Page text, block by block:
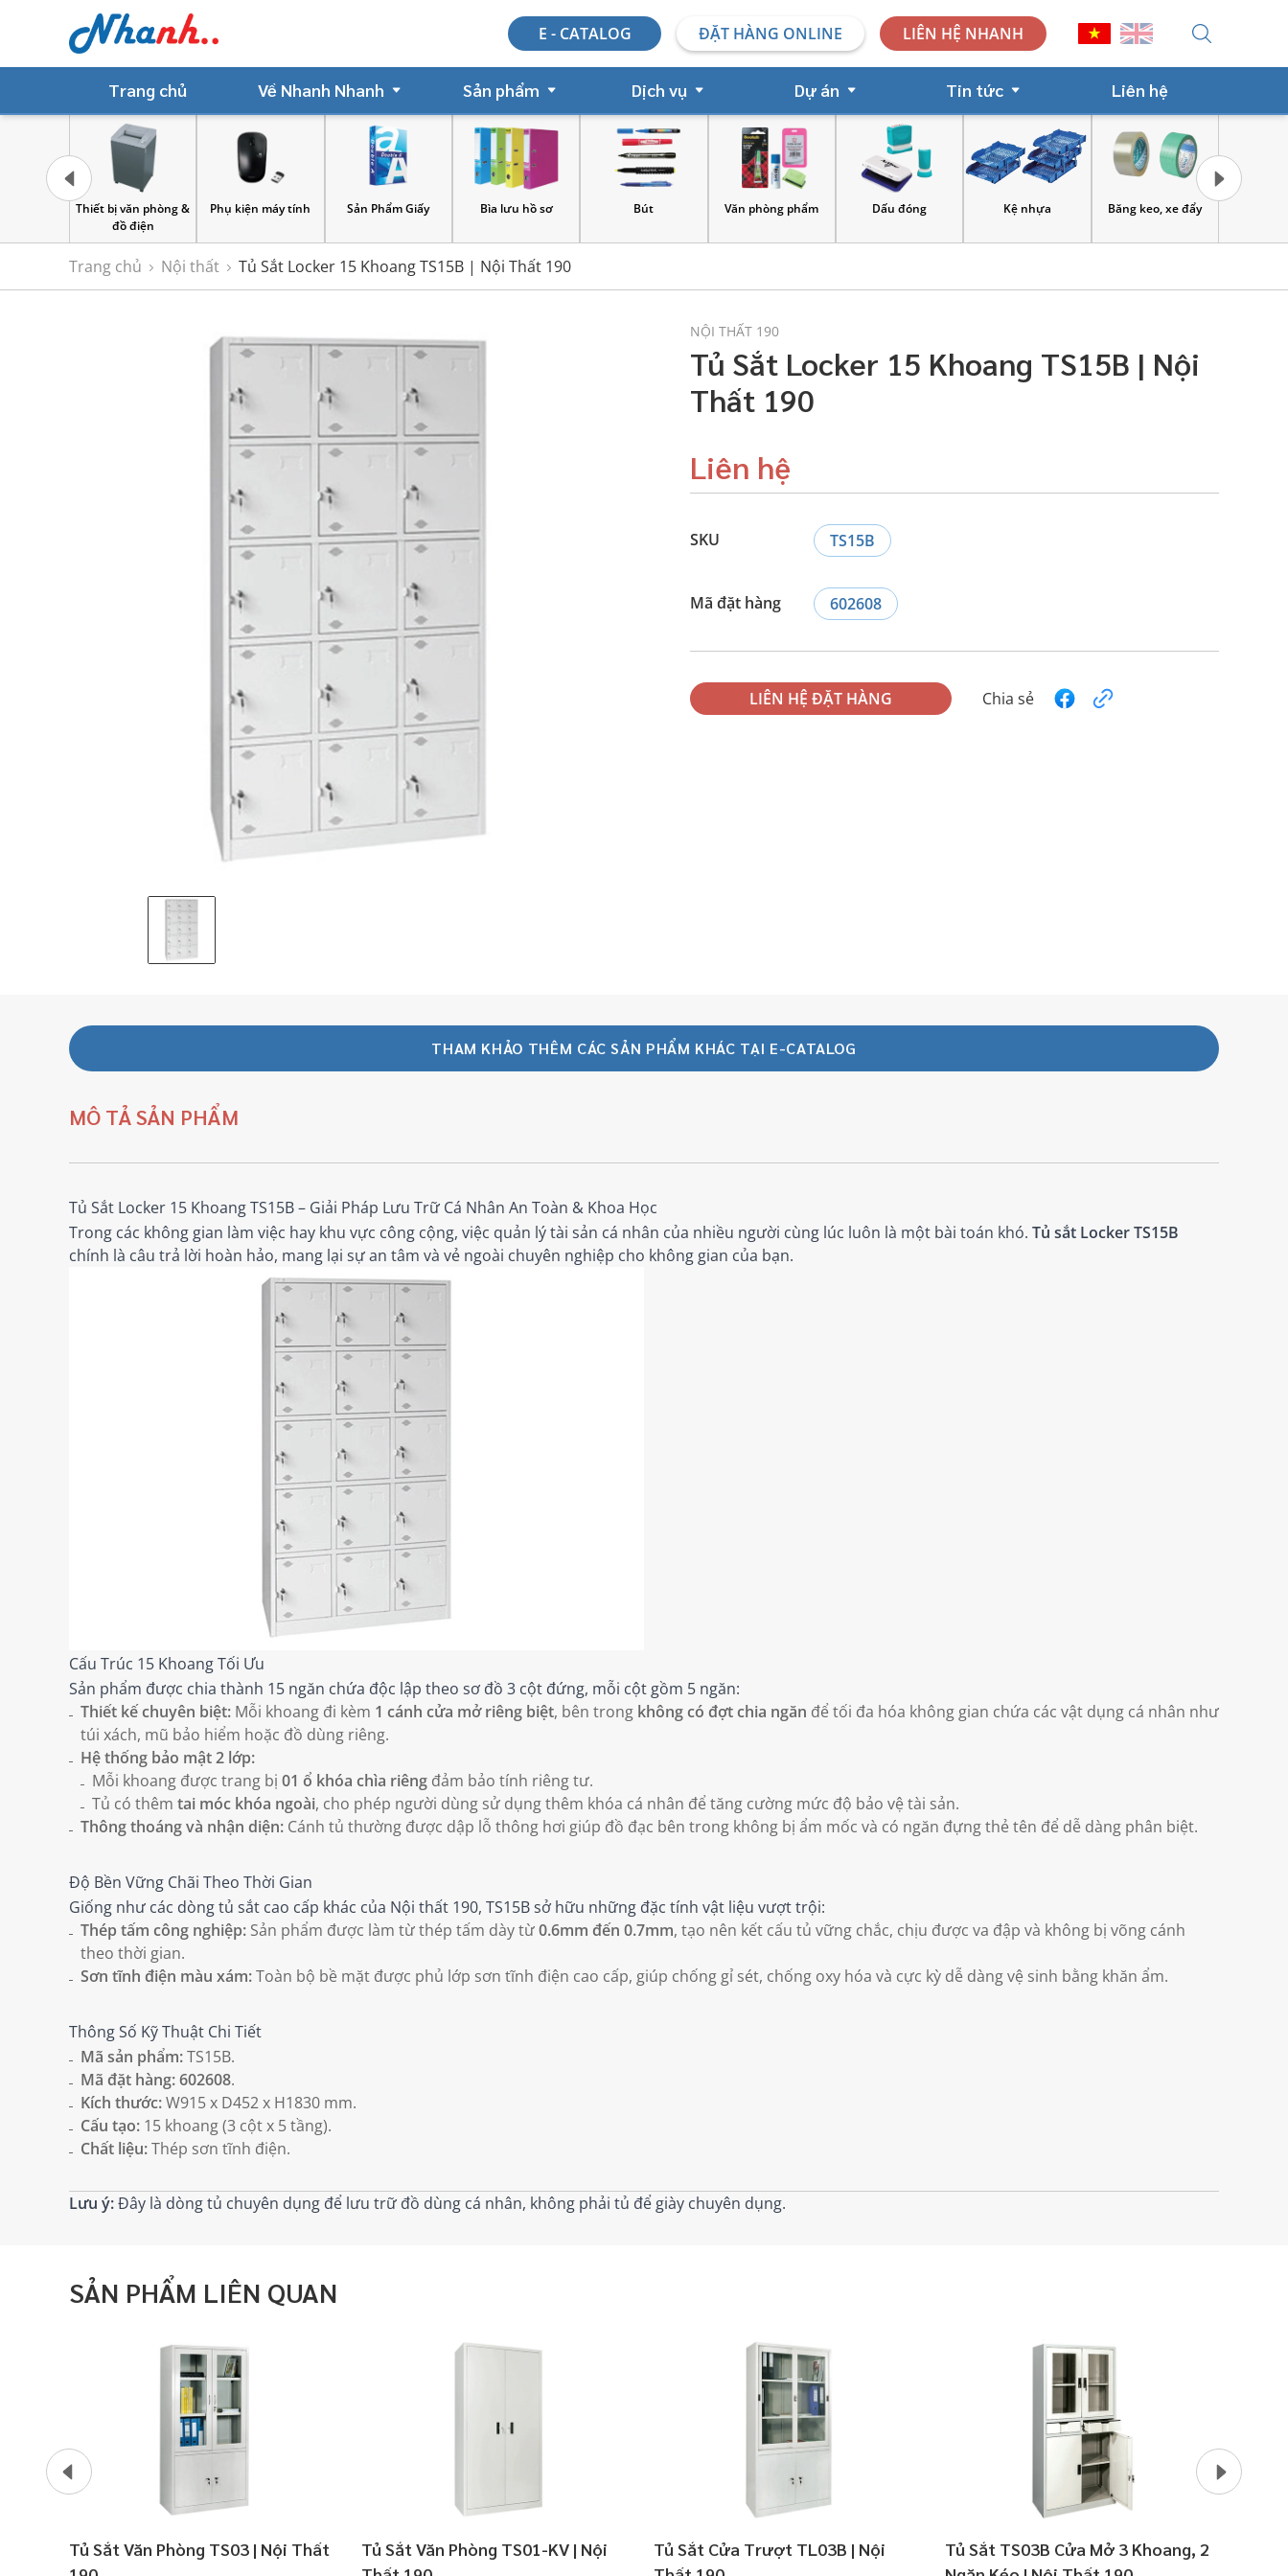
E - CATALOG ĐẶT HÀNG ONLINE LIÊN HỆ NHANH
Trang chủ Về Nhanh Nhanh Sản phẩm Dịch vụ Dự án Tin tức Liên hệ
Thiết bị văn phòng &
đồ điện
Phụ kiện máy tính Sản Phẩm Giấy Bìa lưu hồ sơ Bút Văn phòng phẩm Dấu đóng Kệ nhựa Băng keo, xe đẩy
Trang chủ Nội thất Tủ Sắt Locker 15 Khoang TS15B | Nội Thất 190
NỘI THẤT 190
Tủ Sắt Locker 15 Khoang TS15B | Nội
Thất 190
Liên hệ
SKU TS15B
Mã đặt hàng 602608
LIÊN HỆ ĐẶT HÀNG Chia sẻ
THAM KHẢO THÊM CÁC SẢN PHẨM KHÁC TẠI E-CATALOG
MÔ TẢ SẢN PHẨM
Tủ Sắt Locker 15 Khoang TS15B – Giải Pháp Lưu Trữ Cá Nhân An Toàn & Khoa Học
Trong các không gian làm việc hay khu vực công cộng, việc quản lý tài sản cá nhân của nhiều người cùng lúc luôn là một bài toán khó. Tủ sắt Locker TS15B
chính là câu trả lời hoàn hảo, mang lại sự an tâm và vẻ ngoài chuyên nghiệp cho không gian của bạn.
Cấu Trúc 15 Khoang Tối Ưu
Sản phẩm được chia thành 15 ngăn chứa độc lập theo sơ đồ 3 cột đứng, mỗi cột gồm 5 ngăn:
Thiết kế chuyên biệt: Mỗi khoang đi kèm 1 cánh cửa mở riêng biệt, bên trong không có đợt chia ngăn để tối đa hóa không gian chứa các vật dụng cá nhân như
túi xách, mũ bảo hiểm hoặc đồ dùng riêng.
Hệ thống bảo mật 2 lớp:
Mỗi khoang được trang bị 01 ổ khóa chìa riêng đảm bảo tính riêng tư.
Tủ có thêm tai móc khóa ngoài, cho phép người dùng sử dụng thêm khóa cá nhân để tăng cường mức độ bảo vệ tài sản.
Thông thoáng và nhận diện: Cánh tủ thường được dập lỗ thông hơi giúp đồ đạc bên trong không bị ẩm mốc và có ngăn đựng thẻ tên để dễ dàng phân biệt.
Độ Bền Vững Chãi Theo Thời Gian
Giống như các dòng tủ sắt cao cấp khác của Nội thất 190, TS15B sở hữu những đặc tính vật liệu vượt trội:
Thép tấm công nghiệp: Sản phẩm được làm từ thép tấm dày từ0.6mm đến 0.7mm, tạo nên kết cấu tủ vững chắc, chịu được va đập và không bị võng cánh
theo thời gian.
Sơn tĩnh điện màu xám:Toàn bộ bề mặt được phủ lớp sơn tĩnh điện cao cấp, giúp chống gỉ sét, chống oxy hóa và cực kỳ dễ dàng vệ sinh bằng khăn ẩm.
Thông Số Kỹ Thuật Chi Tiết
Mã sản phẩm:TS15B.
Mã đặt hàng:602608.
Kích thước:W915 x D452 x H1830 mm.
Cấu tạo: 15 khoang (3 cột x 5 tầng).
Chất liệu:Thép sơn tĩnh điện.
Lưu ý:Đây là dòng tủ chuyên dụng để lưu trữ đồ dùng cá nhân, không phải tủ để giày chuyên dụng.
SẢN PHẨM LIÊN QUAN
Tủ Sắt Văn Phòng TS03 | Nội Thất
Tủ Sắt Văn Phòng TS01-KV | Nội
Tủ Sắt Cửa Trượt TL03B | Nội
Tủ Sắt TS03B Cửa Mở 3 Khoang, 2